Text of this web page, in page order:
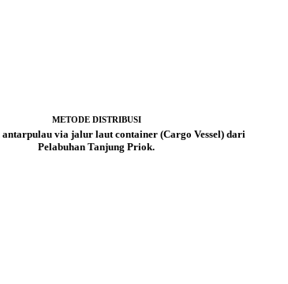
METODE DISTRIBUSI
via jalur laut container (Cargo Vessel) dari
Pelabuhan Tanjung Priok.